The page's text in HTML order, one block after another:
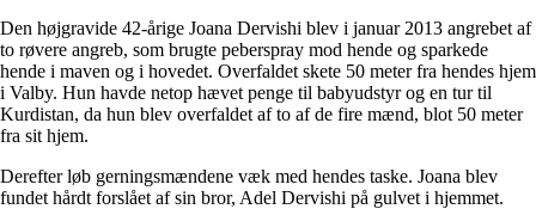
Den højgravide 42-årige Joana Dervishi blev i januar 2013 angrebet af
to røvere angreb, som brugte peberspray mod hende og sparkede
hende i maven og i hovedet. Overfaldet skete 50 meter fra hendes hjem
i Valby. Hun havde netop hævet penge til babyudstyr og en tur til
Kurdistan, da hun blev overfaldet af to af de fire mænd, blot 50 meter
fra sit hjem.
Derefter løb gerningsmændene væk med hendes taske. Joana blev
fundet hårdt forslået af sin bror, Adel Dervishi på gulvet i hjemmet.